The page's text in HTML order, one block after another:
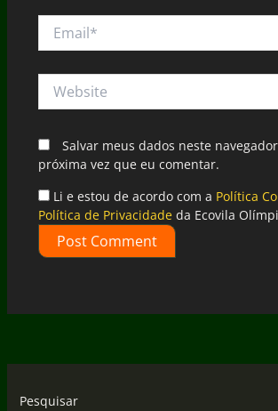
Salvar meus dados neste
próxima vez que eu comentar.
Li e estou de acordo com a Política
Política de Privacidadeda Ecovila
Pesquisar